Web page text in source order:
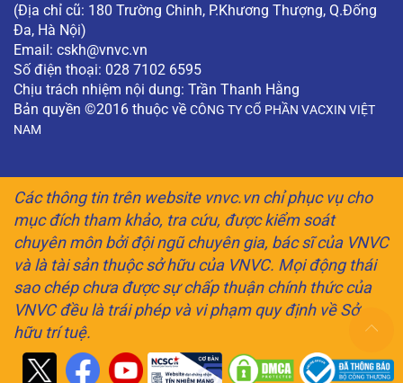
(Địa chỉ cũ: 180 Trường Chinh, P.Khương Thượng, Q.Đống
Đa, Hà Nội)
Email: cskh@vnvc.vn
Số điện thoại: 028 7102 6595
Chịu trách nhiệm nội dung: Trần Thanh Hằng
Bản quyền ©2016 thuộc về CÔNG TY CỔ PHẦN VACXIN VIỆT
NAM
Các thông tin trên website vnvc.vn chỉ phục vụ cho
mục đích tham khảo, tra cứu, được kiểm soát
chuyên môn bởi đội ngũ chuyên gia, bác sĩ của VNVC
và là tài sản thuộc sở hữu của VNVC. Mọi động thái
sao chép chưa được sự chấp thuận chính thức của
VNVC đều là trái phép và vi phạm quy định về Sở
hữu trí tuệ.